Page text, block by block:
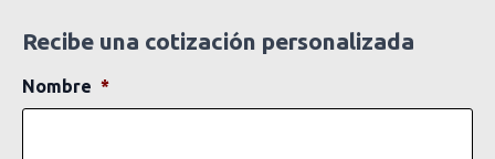
Recibe una cotización personalizada
Nombre *